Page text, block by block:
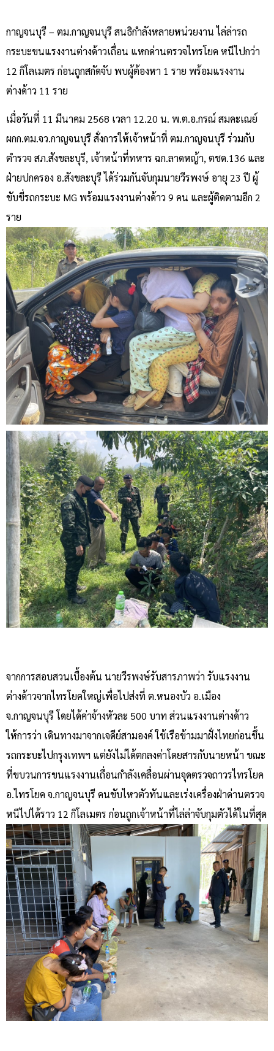
กาญจนบุรี – ตม.กาญจนบุรี สนธิกำลังหลายหน่วยงาน ไล่ล่ารถ
กระบะขนแรงงานต่างด้าวเถื่อน แหกด่านตรวจไทรโยค หนีไปกว่า
12 กิโลเมตร ก่อนถูกสกัดจับ พบผู้ต้องหา 1 ราย พร้อมแรงงาน
ต่างด้าว 11 ราย
เมื่อวันที่ 11 มีนาคม 2568 เวลา 12.20 น. พ.ต.อ.กรณ์ สมคะเณย์
ผกก.ตม.จว.กาญจนบุรี สั่งการให้เจ้าหน้าที่ ตม.กาญจนบุรี ร่วมกับ
ตำรวจ สภ.สังขละบุรี, เจ้าหน้าที่ทหาร ฉก.ลาดหญ้า, ตชด.136 และ
ฝ่ายปกครอง อ.สังขละบุรี ได้ร่วมกันจับกุมนายวีรพงษ์ อายุ 23 ปี ผู้
ขับขี่รถกระบะ MG พร้อมแรงงานต่างด้าว 9 คน และผู้ติดตามอีก 2
ราย
จากการสอบสวนเบื้องต้น นายวีรพงษ์รับสารภาพว่า รับแรงงาน
ต่างด้าวจากไทรโยคใหญ่เพื่อไปส่งที่ ต.หนองบัว อ.เมือง
จ.กาญจนบุรี โดยได้ค่าจ้างหัวละ 500 บาท ส่วนแรงงานต่างด้าว
ให้การว่า เดินทางมาจากเจดีย์สามองค์ ใช้เรือข้ามมาฝั่งไทยก่อนขึ้น
รถกระบะไปกรุงเทพฯ แต่ยังไม่ได้ตกลงค่าโดยสารกับนายหน้า ขณะ
ที่ขบวนการขนแรงงานเถื่อนกำลังเคลื่อนผ่านจุดตรวจถาวรไทรโยค
อ.ไทรโยค จ.กาญจนบุรี คนขับไหวตัวทันและเร่งเครื่องฝ่าด่านตรวจ
หนีไปได้ราว 12 กิโลเมตร ก่อนถูกเจ้าหน้าที่ไล่ล่าจับกุมตัวได้ในที่สุด